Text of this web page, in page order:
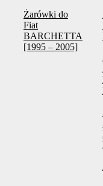
Żarówki do
Fiat
BARCHETTA
[1995 – 2005]